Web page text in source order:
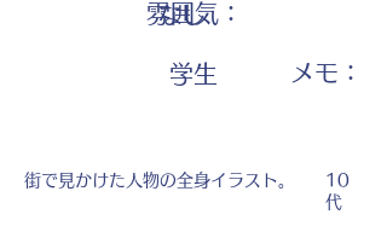
なし
雰囲気：
学生 ​メモ：
街で見かけた人物の全身イラスト。
10
代